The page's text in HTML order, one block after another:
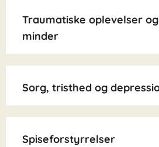
Traumatiske oplevelser
minder
Sorg, tristhed og
Spiseforstyrrelser